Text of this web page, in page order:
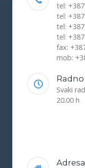
tel:
tel:
tel:
tel:
fax:
mob:
Svaki
20.00 h
Adresa